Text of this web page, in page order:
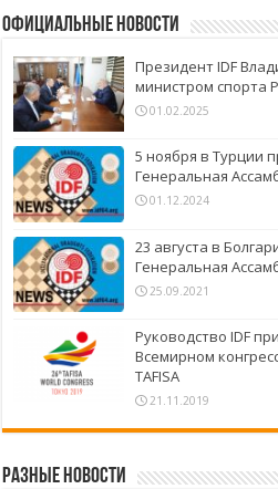
Официальные новости
Президент IDF
министром спорта
01.02.2025
5 ноября в Турции
Генеральная
01.12.2024
23 августа в
Генеральная
25.09.2021
Руководство IDF
Всемирном
TAFISA
21.11.2019
Разные новости